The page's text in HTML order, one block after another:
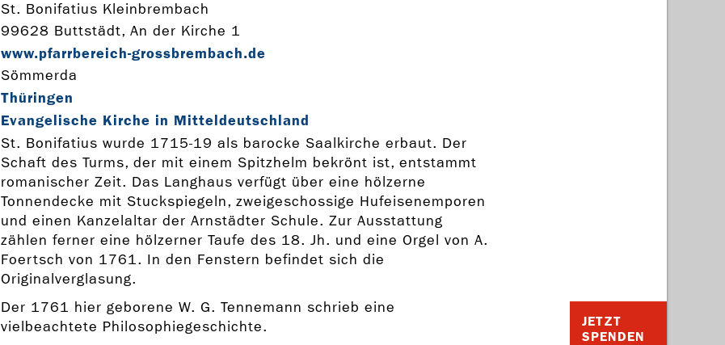
JETZT
SPENDEN
St. Bonifatius Kleinbrembach
99628 Buttstädt, An der Kirche 1
www.pfarrbereich-­grossbrembach.de
Sömmerda
Thüringen
Evangelische Kirche in Mitteldeutschland
St. Bonifatius wurde 1715-19 als barocke Saalkirche erbaut. Der
Schaft des Turms, der mit einem Spitzhelm bekrönt ist, entstammt
romanischer Zeit. Das Langhaus verfügt über eine hölzerne
Tonnendecke mit Stuckspiegeln, zweigeschossige Hufeisenemporen
und einen Kanzelaltar der Arnstädter Schule. Zur Ausstattung
zählen ferner eine hölzerner Taufe des 18. Jh. und eine Orgel von A.
Foertsch von 1761. In den Fenstern befindet sich die
Originalverglasung.
Der 1761 hier geborene W. G. Tennemann schrieb eine
vielbeachtete Philosophiegeschichte.